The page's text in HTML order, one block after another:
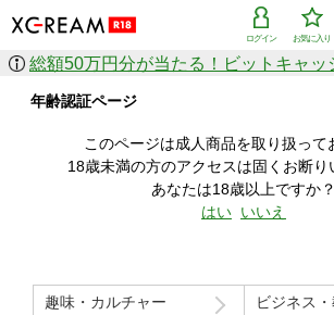
お気に入り
ログイン
作品を探す
ジャンル
シリーズ
人気のセール中商品
新着セ
すべての作品から探す
価格の安い順
価格の
年齢認証ページ
このページは成人商品を取り扱って
18歳未満の方のアクセスは固くお断り
あなたは18歳以上ですか？
はい いいえ
趣味・カルチャー ビジネス